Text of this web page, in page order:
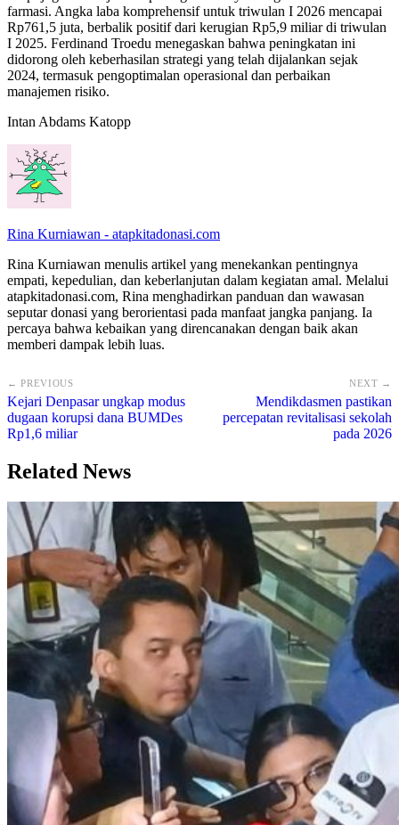
farmasi. Angka laba komprehensif untuk triwulan I 2026 mencapai
Rp761,5 juta, berbalik positif dari kerugian Rp5,9 miliar di triwulan
I 2025. Ferdinand Troedu menegaskan bahwa peningkatan ini
didorong oleh keberhasilan strategi yang telah dijalankan sejak
2024, termasuk pengoptimalan operasional dan perbaikan
manajemen risiko.
Intan Abdams Katopp
Rina Kurniawan - atapkitadonasi.com
Rina Kurniawan menulis artikel yang menekankan pentingnya
empati, kepedulian, dan keberlanjutan dalam kegiatan amal. Melalui
atapkitadonasi.com, Rina menghadirkan panduan dan wawasan
seputar donasi yang berorientasi pada manfaat jangka panjang. Ia
percaya bahwa kebaikan yang direncanakan dengan baik akan
memberi dampak lebih luas.
← PREVIOUS
Kejari Denpasar ungkap modus
dugaan korupsi dana BUMDes
Rp1,6 miliar
NEXT →
Mendikdasmen pastikan
percepatan revitalisasi sekolah
pada 2026
Related News